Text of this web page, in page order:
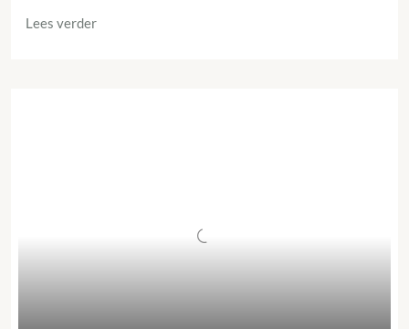
Lees verder